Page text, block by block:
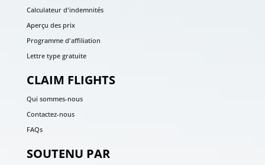
Calculateur d'indemnités
Aperçu des prix
Programme d'affiliation
Lettre type gratuite
CLAIM FLIGHTS
Qui sommes-nous
Contactez-nous
FAQs
SOUTENU PAR